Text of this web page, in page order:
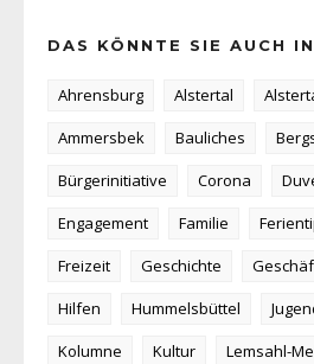
DAS KÖNNTE SIE AUCH
Ahrensburg Alstertal
Ammersbek
Bauliches
Bürgerinitiative
Corona
Engagement
Familie
Freizeit
Geschichte
Hilfen
Hummelsbüttel
Kolumne
Kultur
Lemsahl-